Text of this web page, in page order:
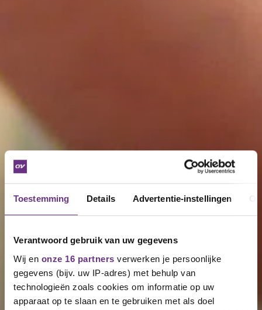
Toestemming Details Advertentie-instellingen
Verantwoord gebruik van uw gegevens
Wij en onze 16 partners verwerken je persoonlijke
gegevens (bijv. uw IP-adres) met behulp van
technologieën zoals cookies om informatie op uw
apparaat op te slaan en te gebruiken met als doel